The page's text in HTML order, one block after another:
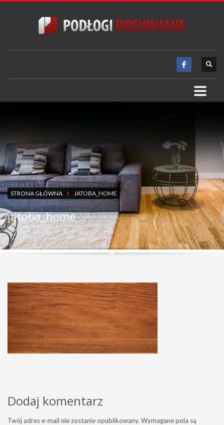
STRONA GŁÓWNA JATOBA_HOME
jatoba_home
Dodaj komentarz
Twój adres e-mail nie zostanie opublikowany. Wymagane pola są